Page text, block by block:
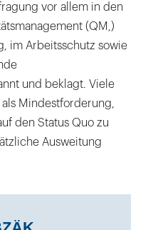
vor allem in den
(QM,)
im Arbeitsschutz sowie
und beklagt. Viele
Mindestforderung,
den Status Quo zu
Ausweitung